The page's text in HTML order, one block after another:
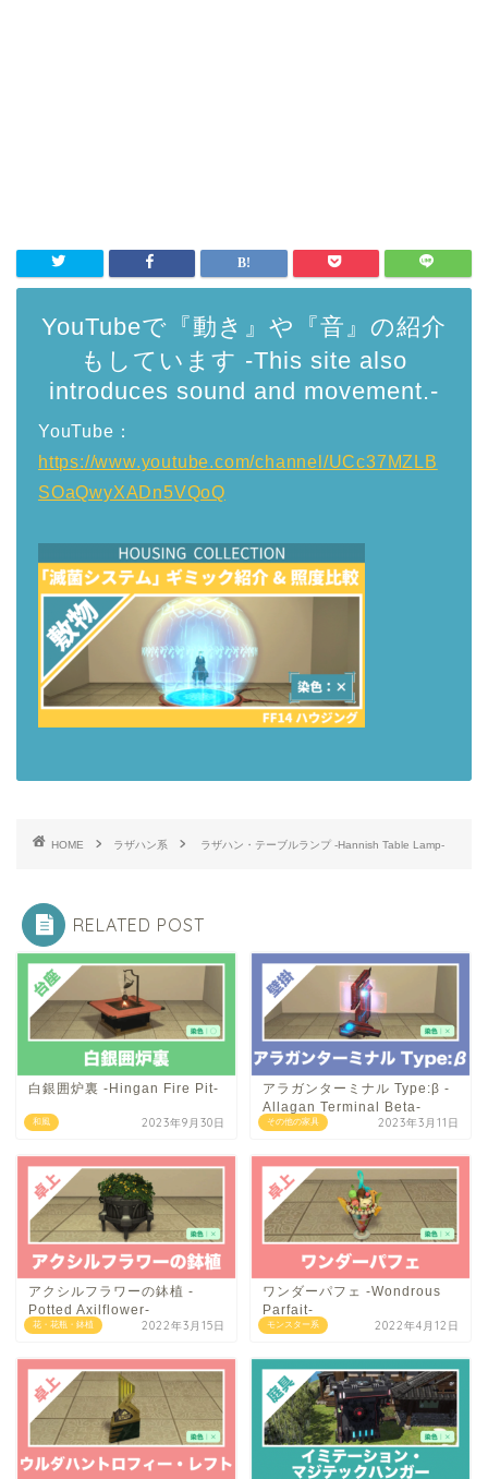
YouTubeで『動き』や『音』の紹介
もしています -This site also
introduces sound and movement.-
YouTube：
https://www.youtube.com/channel/UCc37MZLB
SOaQwyXADn5VQoQ
HOME ラザハン系 ラザハン・テーブルランプ -Hannish Table Lamp-
RELATED POST
和風
白銀囲炉裏 -Hingan Fire Pit-
2023年9月30日 その他の家具
アラガンターミナル Type:β -
Allagan Terminal Beta-
2023年3月11日
花・花瓶・鉢植
アクシルフラワーの鉢植 -
Potted Axilflower-
2022年3月15日 モンスター系
ワンダーパフェ -Wondrous
Parfait-
2022年4月12日